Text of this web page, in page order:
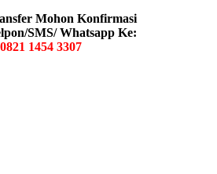
Mohon Konfirmasi
SMS/ Whatsapp Ke:
0821 1454 3307